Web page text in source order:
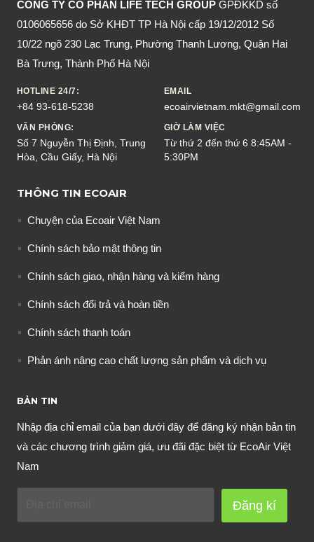
CÔNG TY CỔ PHẦN LIFE TECH GROUP GPĐKKD số
0106065656 do Sở KHĐT TP Hà Nội cấp 19/12/2012 Số
10/22 ngõ 230 Lạc Trung, Phường Thanh Lương, Quận Hai
Bà Trưng, Thành Phố Hà Nội
HOTLINE 24/7:
+84 93-618-5238
EMAIL
ecoairvietnam.mkt@gmail.com
VĂN PHÒNG:
Số 7 Nguyễn Thị Định, Trung
Hòa, Cầu Giấy, Hà Nội
GIỜ LÀM VIỆC
Từ thứ 2 đến thứ 6 8:45AM -
5:30PM
THÔNG TIN ECOAIR
Chuyện của Ecoair Việt Nam
Chính sách bảo mật thông tin
Chính sách giao, nhận hàng và kiểm hàng
Chính sách đổi trả và hoàn tiền
Chính sách thanh toán
Phản ánh nâng cao chất lượng sản phẩm và dịch vụ
BẢN TIN
Nhập địa chỉ email của bạn dưới đây để đăng ký nhận bản tin
và các chương trình giảm giá, ưu đãi đặc biệt từ EcoAir Việt
Nam
Đăng kí